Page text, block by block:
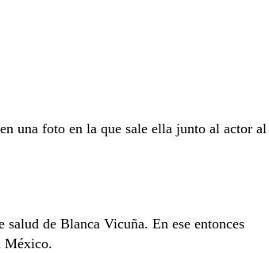
una foto en la que sale ella junto al actor al
de Blanca Vicuña. En ese entonces
México.